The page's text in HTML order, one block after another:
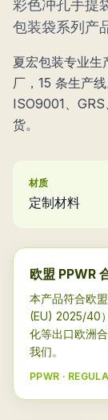
彩色冲孔手提
包装袋系列产
夏宏包装专业生
厂，15 条生产
ISO9001、
货。
材质
定制材料
欧盟 PPWR
本产品符合欧
(EU) 2025/40
化等出口欧洲
我们。
PPWR ·